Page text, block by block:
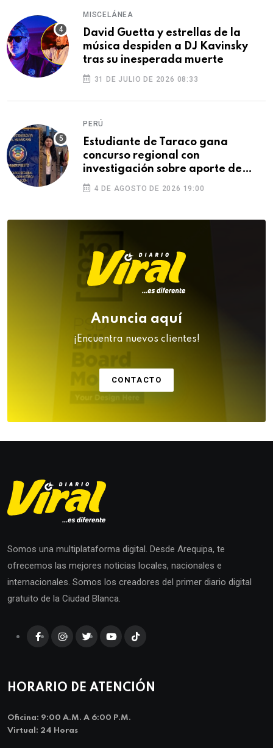
MISCELÁNEA
David Guetta y estrellas de la
música despiden a DJ Kavinsky
tras su inesperada muerte
31 DE JULIO DE 2026 08:33
PERÚ
Estudiante de Taraco gana
concurso regional con
investigación sobre aporte de
Puno a la Independencia
4 DE AGOSTO DE 2026 19:00
Anuncia aquí
¡Encuentra nuevos clientes!
CONTACTO
Somos una multiplataforma digital. Desde Arequipa, te
ofrecemos las mejores noticias locales, nacionales e
internacionales. Somos los creadores del primer diario digital
gratuito de la Ciudad Blanca.
HORARIO DE ATENCIÓN
Oficina: 9:00 A.m. A 6:00 P.m.
Virtual: 24 Horas